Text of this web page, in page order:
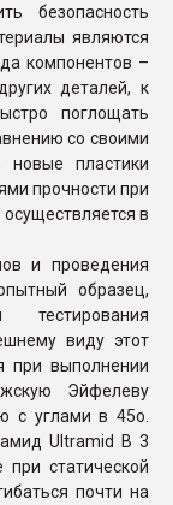
безопасность
являются
компонентов –
деталей, к
поглощать
со своими
новые пластики
прочности при
в
и проведения
образец,
тестирования
виду этот
при выполнении
Эйфелеву
с углами в 45о.
Ultramid B 3
статической
почти на